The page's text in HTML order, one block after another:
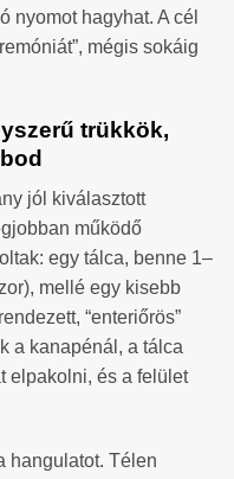
nyomot hagyhat. A cél
mégis sokáig
trükkök,
jól kiválasztott
működő
egy tálca, benne 1–
mellé egy kisebb
“enteriőrös”
a kanapénál, a tálca
elpakolni, és a felület
hangulatot. Télen